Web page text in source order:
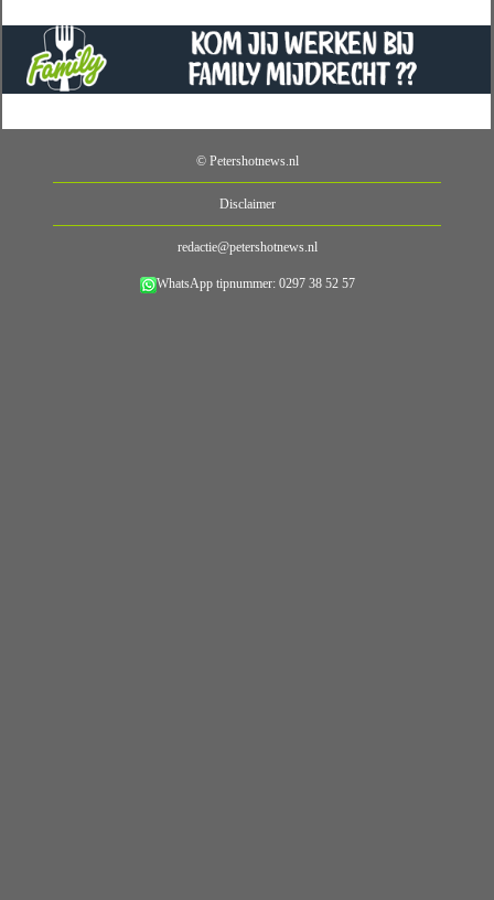
© Petershotnews.nl
Disclaimer
redactie@petershotnews.nl
WhatsApp tipnummer: 0297 38 52 57